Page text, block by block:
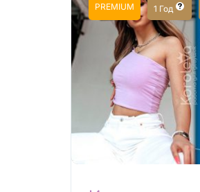
PREMIUM 1 Год